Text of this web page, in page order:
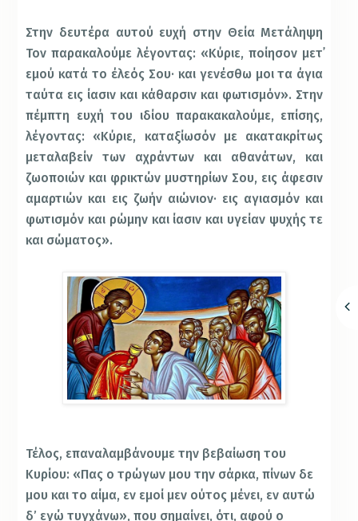
Στην δευτέρα αυτού ευχή στην Θεία Μετάληψη
Τον παρακαλούμε λέγοντας: «Κύριε, ποίησον μετ᾿
εμού κατά το έλεός Σου· και γενέσθω μοι τα άγια
ταύτα εις ίασιν και κάθαρσιν και φωτισμόν». Στην
πέμπτη ευχή του ιδίου παρακακαλούμε, επίσης,
λέγοντας: «Κύριε, καταξίωσόν με ακατακρίτως
μεταλαβείν των αχράντων και αθανάτων, και
ζωοποιών και φρικτών μυστηρίων Σου, εις άφεσιν
αμαρτιών και εις ζωήν αιώνιον· εις αγιασμόν και
φωτισμόν και ρώμην και ίασιν και υγείαν ψυχής τε
και σώματος».
Τέλος, επαναλαμβάνουμε την βεβαίωση του
Κυρίου: «Πας ο τρώγων μου την σάρκα, πίνων δε
μου και το αίμα, εν εμοί μεν ούτος μένει, εν αυτώ
δ’ εγώ τυγχάνω», που σημαίνει, ότι, αφού ο